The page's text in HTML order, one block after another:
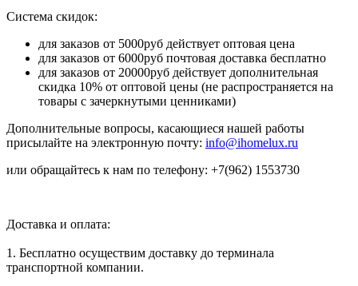
Система скидок:
для заказов от 5000руб действует оптовая цена
для заказов от 6000руб почтовая доставка бесплатно
для заказов от 20000руб действует дополнительная
скидка 10% от оптовой цены (не распространяется на
товары с зачеркнутыми ценниками)
Дополнительные вопросы, касающиеся нашей работы
присылайте на электронную почту: info@ihomelux.ru
или обращайтесь к нам по телефону: +7(962) 1553730
Доставка и оплата:
1. Бесплатно осуществим доставку до терминала
транспортной компании.